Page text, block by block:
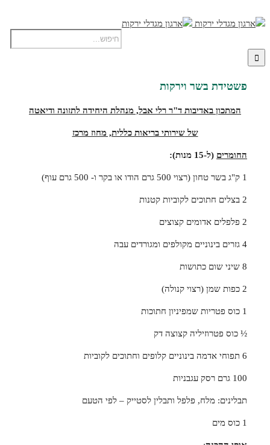
פשטידת בשר וירקות
המתכון באדיבות ד"ר רלי אבל, מנהלת היחידה לתזונה ודיאטה
שלשירותי בריאות כללית, מחוז מרכז
החומרים (ל-15 מנות):
1 ק"ג בשר טחון (רצוי 500 גרם הודו או בקר ו- 500 גרם עוף)
2 בצלים חתוכים לקוביות קטנות
2 פלפלים אדומים קצוצים
4 גזרים בינוניים מקולפים ומגורדים עבה
8 שיני שום כתושות
2 כפות שמן (רצוי קנולה)
1 כוס פטריות שמפיניון חתוכות
½ כוס פטרוזיליה קצוצה דק
6 תפוחי אדמה בינוניים קלופים וחתוכים לקוביות
100 גרם רסק עגבניות
תבלינים: מלח, פלפל ותבלין לסטייק – לפי הטעם
1 כוס מים